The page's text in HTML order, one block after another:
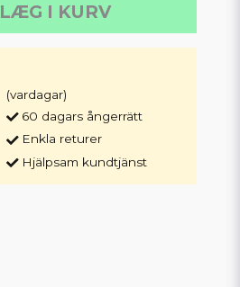
LÆG I KURV
(vardagar)
60 dagars ångerrätt
Enkla returer
Hjälpsam kundtjänst